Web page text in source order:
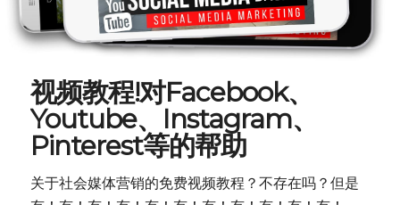
视频教程!对Facebook、
Youtube、Instagram、
Pinterest等的帮助
关于社会媒体营销的免费视频教程？不存在吗？但是